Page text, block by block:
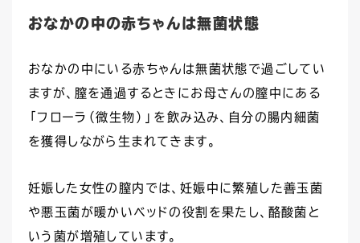
おなかの中の赤ちゃんは無菌状態
おなかの中にいる赤ちゃんは無菌状態で過ごしてい
ますが、膣を通過するときにお母さんの膣中にある
「フローラ（微生物）」を飲み込み、自分の腸内細菌
を獲得しながら生まれてきます。
妊娠した女性の膣内では、妊娠中に繁殖した善玉菌
や悪玉菌が暖かいベッドの役割を果たし、酪酸菌と
いう菌が増殖しています。